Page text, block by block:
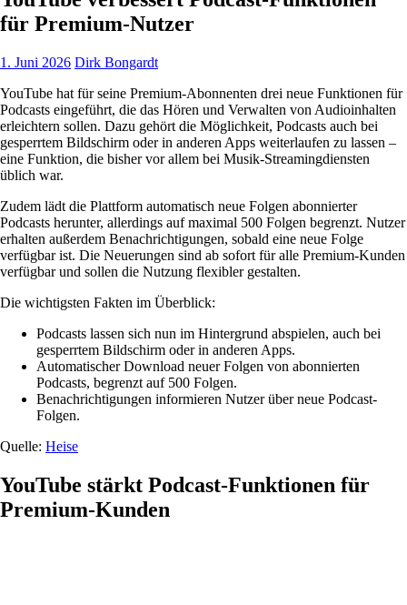
für Premium-Nutzer
1. Juni 2026 Dirk Bongardt
YouTube hat für seine Premium-Abonnenten drei neue Funktionen für
Podcasts eingeführt, die das Hören und Verwalten von Audioinhalten
erleichtern sollen. Dazu gehört die Möglichkeit, Podcasts auch bei
gesperrtem Bildschirm oder in anderen Apps weiterlaufen zu lassen –
eine Funktion, die bisher vor allem bei Musik-Streamingdiensten
üblich war.
Zudem lädt die Plattform automatisch neue Folgen abonnierter
Podcasts herunter, allerdings auf maximal 500 Folgen begrenzt. Nutzer
erhalten außerdem Benachrichtigungen, sobald eine neue Folge
verfügbar ist. Die Neuerungen sind ab sofort für alle Premium-Kunden
verfügbar und sollen die Nutzung flexibler gestalten.
Die wichtigsten Fakten im Überblick:
Podcasts lassen sich nun im Hintergrund abspielen, auch bei
gesperrtem Bildschirm oder in anderen Apps.
Automatischer Download neuer Folgen von abonnierten
Podcasts, begrenzt auf 500 Folgen.
Benachrichtigungen informieren Nutzer über neue Podcast-
Folgen.
Quelle: Heise
YouTube stärkt Podcast-Funktionen für
Premium-Kunden